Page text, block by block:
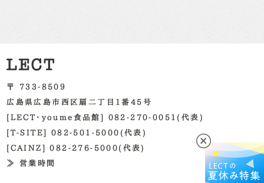
〒 733-8509
広島県広島市西区扇二丁目1番45号
[LECT・youme食品館] 082-270-0051(代表)
[T-SITE] 082-501-5000(代表)
[CAINZ] 082-276-5000(代表)
≫ 営業時間